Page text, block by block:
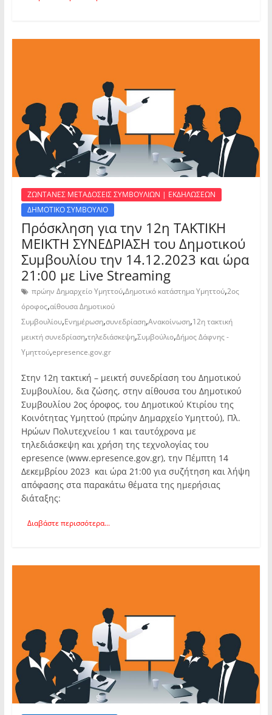
ΖΩΝΤΑΝΕΣ ΜΕΤΑΔΟΣΕΙΣ ΣΥΜΒΟΥΛΙΩΝ | ΕΚΔΗΛΩΣΕΩΝ
ΔΗΜΟΤΙΚΟ ΣΥΜΒΟΥΛΙΟ
Πρόσκληση για την 12η ΤΑΚΤΙΚΗ
ΜΕΙΚΤΗ ΣΥΝΕΔΡΙΑΣΗ του Δημοτικού
Συμβουλίου την 14.12.2023 και ώρα
21:00 με Live Streaming
πρώην Δημαρχείο Υμηττού,Δημοτικό κατάστημα Υμηττού,2ος
όροφος,αίθουσα Δημοτικού
Συμβουλίου,Ενημέρωση,συνεδρίαση,Ανακοίνωση,12η τακτική
μεικτή συνεδρίαση,τηλεδιάσκεψη,Συμβούλιο,Δήμος Δάφνης -
Υμηττού,epresence.gov.gr
Στην 12η τακτική – μεικτή συνεδρίαση του Δημοτικού
Συμβουλίου, δια ζώσης, στην αίθουσα του Δημοτικού
Συμβουλίου 2ος όροφος, του Δημοτικού Κτιρίου της
Κοινότητας Υμηττού (πρώην Δημαρχείο Υμηττού), Πλ.
Ηρώων Πολυτεχνείου 1 και ταυτόχρονα με
τηλεδιάσκεψη και χρήση της τεχνολογίας του
epresence (www.epresence.gov.gr), την Πέμπτη 14
Δεκεμβρίου 2023 και ώρα 21:00 για συζήτηση και λήψη
απόφασης στα παρακάτω θέματα της ημερήσιας
διάταξης:
Διαβάστε περισσότερα...